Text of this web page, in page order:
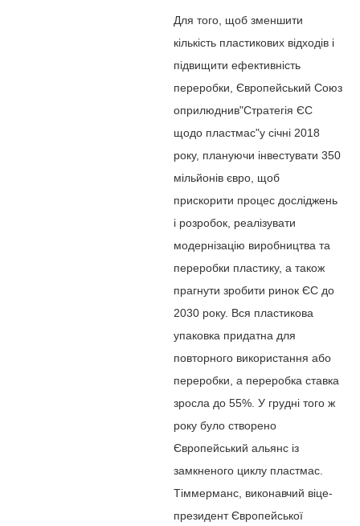
Для того, щоб зменшити
кількість пластикових відходів і
підвищити ефективність
переробки, Європейський Союз
оприлюднив"Стратегія ЄС
щодо пластмас"у січні 2018
року, плануючи інвестувати 350
мільйонів євро, щоб
прискорити процес досліджень
і розробок, реалізувати
модернізацію виробництва та
переробки пластику, а також
прагнути зробити ринок ЄС до
2030 року. Вся пластикова
упаковка придатна для
повторного використання або
переробки, а переробка ставка
зросла до 55%. У грудні того ж
року було створено
Європейський альянс із
замкненого циклу пластмас.
Тіммерманс, виконавчий віце-
президент Європейської